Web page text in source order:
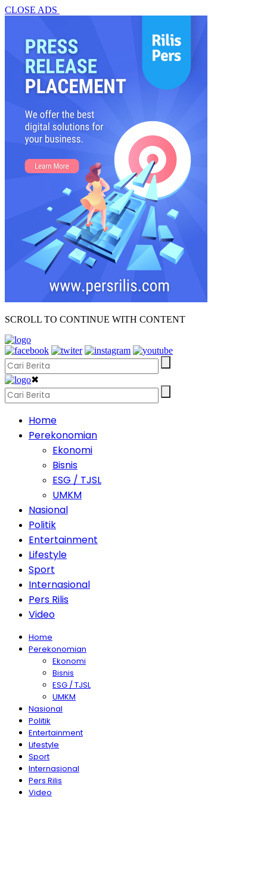
CLOSE ADS
SCROLL TO CONTINUE WITH CONTENT
✖
Home
Perekonomian
Ekonomi
Bisnis
ESG / TJSL
UMKM
Nasional
Politik
Entertainment
Lifestyle
Sport
Internasional
Pers Rilis
Video
Home
Perekonomian
Ekonomi
Bisnis
ESG / TJSL
UMKM
Nasional
Politik
Entertainment
Lifestyle
Sport
Internasional
Pers Rilis
Video